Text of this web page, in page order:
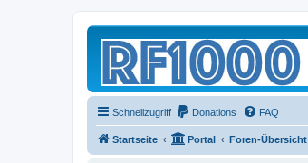
Schnellzugriff Donations FAQ
Startseite Portal Foren-Übersicht